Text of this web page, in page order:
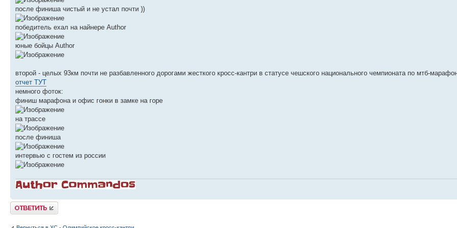
после финиша чистый и не устал почти ))
победитель ехал на найнере Author
юные бойцы Author
второй - целых 93км почти не разбавленного дорогами жесткого кросс-кантри в статусе чешского национального чемпионата по мтб-
отчет ТУТ
немного фоток:
финиш марафона и офис гонки в замке на горе
на трассе
после финиша
интервью с гостем из россии
Ответить